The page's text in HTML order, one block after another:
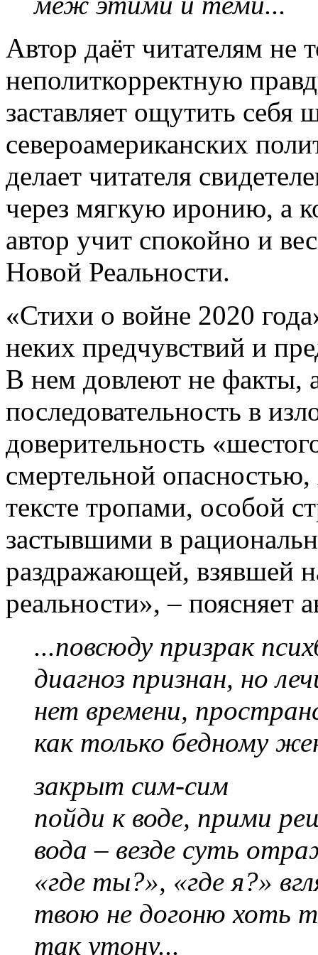
Автор даёт читателям не
неполиткорректную
заставляет ощутить себя
североамериканских
делает читателя
через мягкую иронию, а
автор учит спокойно и
Новой Реальности.
«Стихи о войне 2020
неких предчувствий и
В нем довлеют не факты,
последовательность в
доверительность
смертельной
тексте тропами, особой
застывшими в
раздражающей, взявшей
реальности», – поясняет
...повсюду призрак
диагноз признан, но
нет времени,
как только бедному
закрыт сим-сим
пойди к воде, прими
вода – везде суть
«где ты?», «где я?»
твою не догоню хоть
так утону...